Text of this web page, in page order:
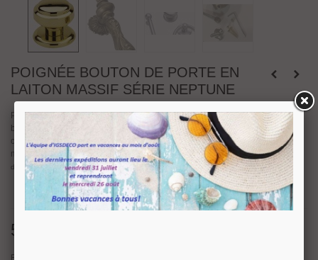
POIGNÉE BOUTON DE PORTE EN
LAITON MASSIF SÉRIE NEPTUNE
Pratiques et esthétique, notre large gamme de bouton de porte permet de
bien accorder ses poignées de portes au style de son habitat. Faîtes le bon
choix parmi notre sél
ection de boutons styl es ou contemporains pour un esprit
moderne et élégant.
Bouton de tiragesérie Neptune 1210A pour porte en bois,
disponible en finitionlaiton poli, nickel satiné ou bronze yester.
51,60 €
Finition